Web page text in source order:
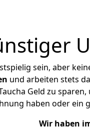
sein, aber
und arbeiten stets
Geld zu
haben oder ein
Wir haben